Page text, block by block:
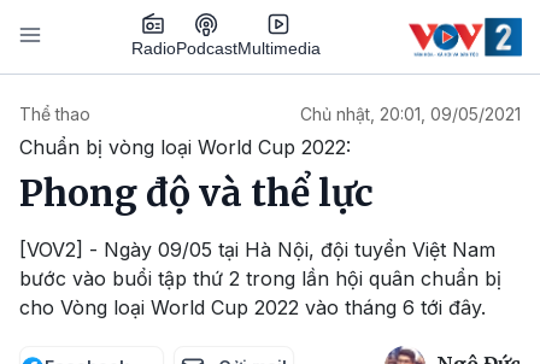
Nhảy đến nội dung
RadioPodcastMultimedia
Thể thao Chủ nhật, 20:01, 09/05/2021
Chuẩn bị vòng loại World Cup 2022:
Phong độ và thể lực
[VOV2] - Ngày 09/05 tại Hà Nội, đội tuyển Việt Nam
bước vào buổi tập thứ 2 trong lần hội quân chuẩn bị
cho Vòng loại World Cup 2022 vào tháng 6 tới đây.